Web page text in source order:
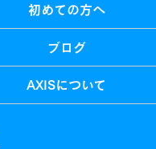
初めての方へ
ブログ
AXISについて